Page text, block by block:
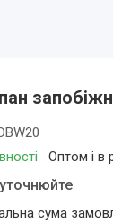
Оптом і в
сума